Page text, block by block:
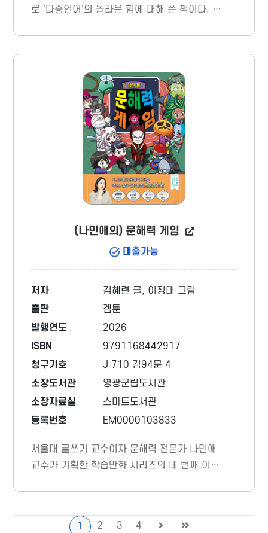
로 '다중언어'의 놀라운 힘에 대해 쓴 책이다. 특
이 쉽게 이해할 수 있도록 돕는다.
(나민애의) 문해력 게임
대출가능
저자
김혜련 글, 이정태 그림
출판
겜툰
발행연도
2026
ISBN
9791168442917
청구기호
J 710 김94문 4
소장도서관
영광군립도서관
소장자료실
스마트도서관
등록번호
EM0000103833
서울대 글쓰기 교수이자 문해력 전문가 나민애
교수가 기획한 학습만화 시리즈의 네 번째 이야
등 초등 국어에서 꼭 필요한 핵심 문해력 요소
들을 흥미로운 게임 미션 속에 담아냈다.
1 2 3 4